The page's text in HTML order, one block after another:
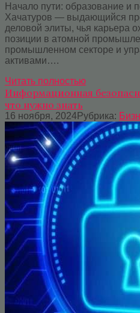
Начало пути: образование и
Хачатуров — выдающийся
деловой элиты, чья карьера
позиции в атомной
промышленном секторе и
активами….
Читать полностью
Информационная
что нужно знать
16 ноября, 2024Рубрика: